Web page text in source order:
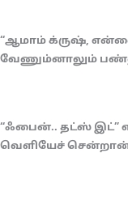
“ஆமாம் க்ருஷ்,
வேணும்னாலும்
“ஃபைன்.. தட்ஸ் இட்”
வெளியேச்